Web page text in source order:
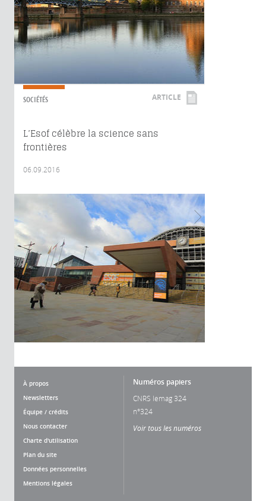
SOCIÉTÉS ARTICLE
L’Esof célèbre la science sans
frontières
06.09.2016
À propos
Newsletters
Équipe / crédits
Nous contacter
Charte d'utilisation
Plan du site
Données personnelles
Mentions légales
Numéros papiers
CNRS lemag 324
n°324
Voir tous les numéros